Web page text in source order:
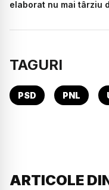
elaborat nu mai târziu
TAGURI
PSD PNL
ARTICOLE